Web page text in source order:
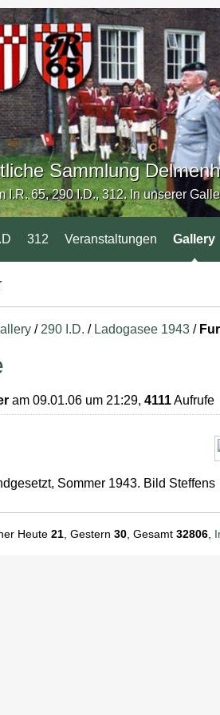
Sammlung
I.R. 65, 290 I.D., 312. In unserer
312 Veranstaltungen Gallery
/ 290 I.D. / Ladogasee 1943 /
am 09.01.06 um 21:29, 4111Aufrufe
Sommer 1943. Bild Steffens
Heute 21, Gestern 30, Gesamt 32806,